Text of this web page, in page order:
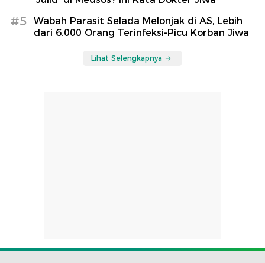
#5
Wabah Parasit Selada Melonjak di AS, Lebih
dari 6.000 Orang Terinfeksi-Picu Korban Jiwa
Lihat Selengkapnya